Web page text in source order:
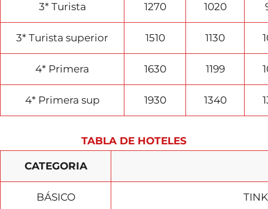
3* Turista 1270 1020
3* Turista superior 1510 1130
4* Primera 1630 1199
4* Primera sup 1930 1340
TABLA DE HOTELES
CATEGORIA
BÁSICO